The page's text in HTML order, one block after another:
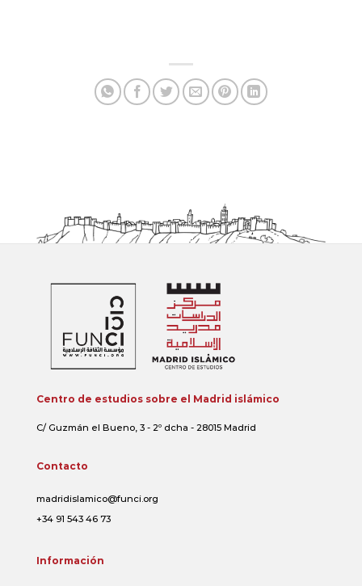
Centro de estudios sobre el Madrid islámico
C/ Guzmán el Bueno, 3 - 2º dcha - 28015 Madrid
Contacto
madridislamico@funci.org
+34 91 543 46 73
Información